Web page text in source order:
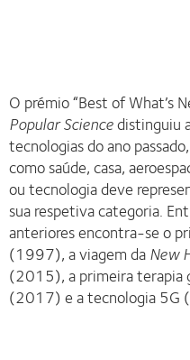
O prémio “Best of What’s
Popular Sciencedistinguiu
tecnologias do ano
como saúde, casa,
ou tecnologia deve
sua respetiva categoria.
anteriores encontra-se o
(1997), a viagem daNew
(2015), a primeira terapia
(2017) e a tecnologia 5G